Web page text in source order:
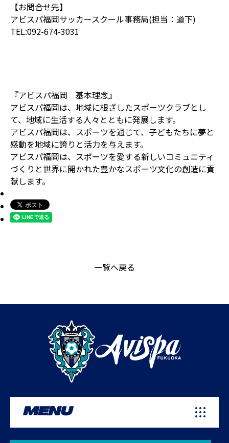
【お問合せ先】
アビスパ福岡サッカースクール事務局(担当：道下)
TEL:092-674-3031
『アビスパ福岡 基本理念』
アビスパ福岡は、地域に根ざしたスポーツクラブとし
て、地域に生活する人々とともに発展します。
アビスパ福岡は、スポーツを通じて、子どもたちに夢と
感動を地域に誇りと活力を与えます。
アビスパ福岡は、スポーツを愛する新しいコミュニティ
づくりと世界に開かれた豊かなスポーツ文化の創造に貢
献します。
一覧へ戻る
MENU